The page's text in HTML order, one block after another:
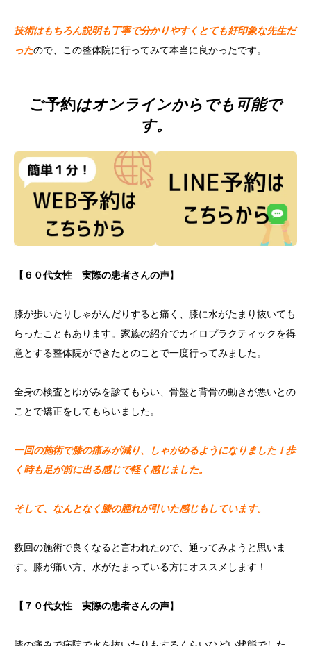
技術はもちろん説明も丁寧で分かりやすくとても好印象な先生だ
ったので、この整体院に行ってみて本当に良かったです。
ご予約はオンラインからでも可能で
す。
【６０代女性 実際の患者さんの声】
膝が歩いたりしゃがんだりすると痛く、膝に水がたまり抜いても
らったこともあります。家族の紹介でカイロプラクティックを得
意とする整体院ができたとのことで一度行ってみました。
全身の検査とゆがみを診てもらい、骨盤と背骨の動きが悪いとの
ことで矯正をしてもらいました。
一回の施術で膝の痛みが減り、しゃがめるようになりました！歩
く時も足が前に出る感じで軽く感じました。
そして、なんとなく膝の腫れが引いた感じもしています。
数回の施術で良くなると言われたので、通ってみようと思いま
す。膝が痛い方、水がたまっている方にオススメします！
【７０代女性 実際の患者さんの声】